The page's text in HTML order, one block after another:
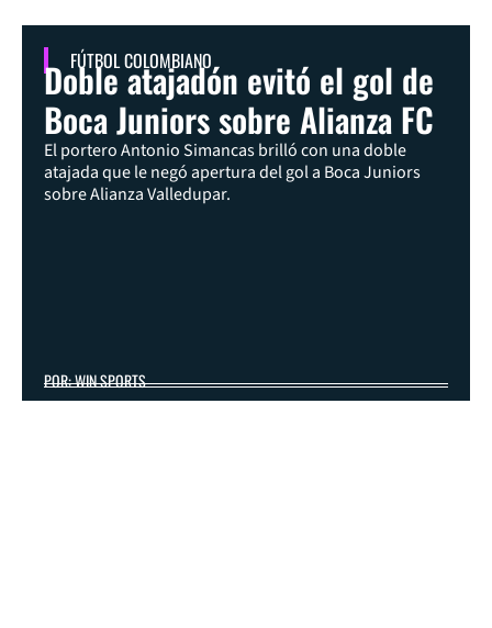
FÚTBOL COLOMBIANO
Doble atajadón evitó el gol de
Boca Juniors sobre Alianza FC
El portero Antonio Simancas brilló con una doble
atajada que le negó apertura del gol a Boca Juniors
sobre Alianza Valledupar.
POR: WIN SPORTS